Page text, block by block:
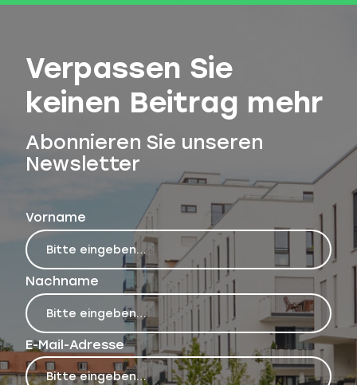
Verpassen Sie
keinen Beitrag mehr
Abonnieren Sie unseren
Newsletter
Vorname
Nachname
E-Mail-Adresse